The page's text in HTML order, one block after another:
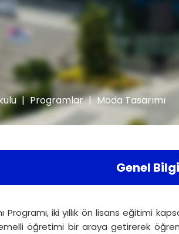
| Programlar | Moda Tasarımı
Genel
Programı, iki yıllık ön lisans eğitimi
öğretimi bir araya getirerek